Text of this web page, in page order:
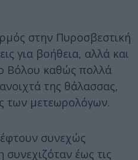
στην Πυροσβεστική
για βοήθεια, αλλά και
Βόλου καθώς πολλά
της θάλασσας,
των μετεωρολόγων.
συνεχώς
έως τις